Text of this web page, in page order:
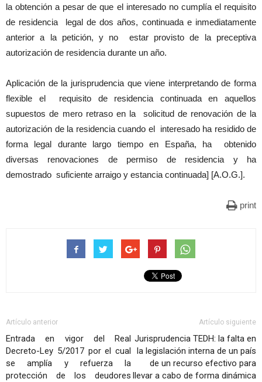
la obtención a pesar de que el interesado no cumplía el requisito
de residencia legal de dos años, continuada e inmediatamente
anterior a la petición, y no estar provisto de la preceptiva
autorización de residencia durante un año.
Aplicación de la jurisprudencia que viene interpretando de forma
flexible el requisito de residencia continuada en aquellos
supuestos de mero retraso en la solicitud de renovación de la
autorización de la residencia cuando el interesado ha residido de
forma legal durante largo tiempo en España, ha obtenido
diversas renovaciones de permiso de residencia y ha
demostrado suficiente arraigo y estancia continuada] [A.O.G.].
print
Artículo anterior
Entrada en vigor del Real
Decreto-Ley 5/2017 por el cual
se amplía y refuerza la
protección de los deudores
Artículo siguiente
Jurisprudencia TEDH: la falta en
la legislación interna de un país
de un recurso efectivo para
llevar a cabo de forma dinámica